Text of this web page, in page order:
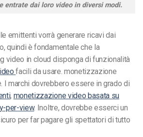
entrate dai loro video in diversi modi.
emittenti vorrà generare ricavi dai
quindi è fondamentale che la
video in cloud disponga di funzionalità
facili da usare. monetizzazione
. I marchi dovrebbero essere in grado di
, monetizzazione video basata su
per-view. Inoltre, dovrebbe esserci un
per far pagare gli spettatori di tutto